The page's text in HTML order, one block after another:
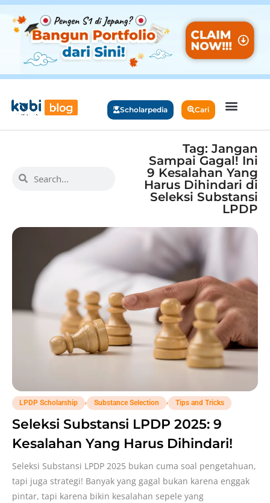
Scholarpedia Cari
Tag: Jangan
Sampai Gagal! Ini
9 Kesalahan Yang
Harus Dihindari di
Seleksi Substansi
LPDP
LPDP Scholarship , Substance Selection , Tips and Tricks
Seleksi Substansi LPDP 2025: 9
Kesalahan Yang Harus Dihindari!
Seleksi Substansi LPDP 2025 bukan cuma soal pengetahuan,
tapi juga strategi! Banyak yang gagal bukan karena enggak
pintar, tapi karena bikin kesalahan sepele yang